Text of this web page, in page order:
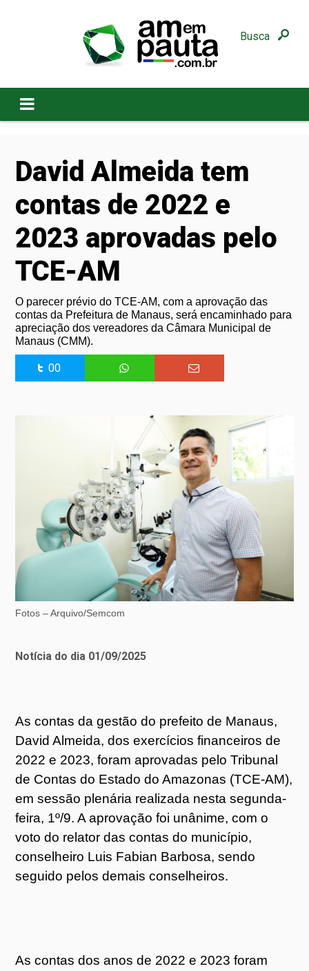
Busca
David Almeida tem
contas de 2022 e
2023 aprovadas pelo
TCE-AM
O parecer prévio do TCE-AM, com a aprovação das
contas da Prefeitura de Manaus, será encaminhado para
apreciação dos vereadores da Câmara Municipal de
Manaus (CMM).
00
Fotos – Arquivo/Semcom
Notícia do dia 01/09/2025
As contas da gestão do prefeito de Manaus,
David Almeida, dos exercícios financeiros de
2022 e 2023, foram aprovadas pelo Tribunal
de Contas do Estado do Amazonas (TCE-AM),
em sessão plenária realizada nesta segunda-
feira, 1º/9. A aprovação foi unânime, com o
voto do relator das contas do município,
conselheiro Luis Fabian Barbosa, sendo
seguido pelos demais conselheiros.
As contas dos anos de 2022 e 2023 foram